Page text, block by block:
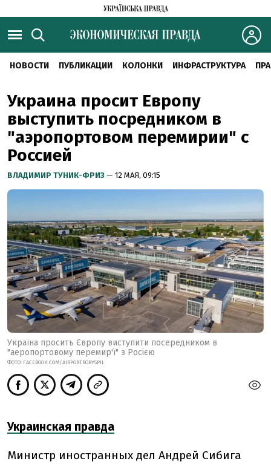
НОВОСТИ ПУБЛИКАЦИИ КОЛОНКИ ИНФРАСТРУКТУРА
Украина просит Европу
выступить посредником в
"аэропортовом перемирии" с
Россией
ВЛАДИМИР ТУНИК-ФРИЗ — 12 МАЯ, 09:15
Україна просить Європу виступити посередником в
"аеропортовому перемир'ї" з Росією
ФОТО: FACEBOOK.COM/AIRPORTBORYSPIL
Украинская правда
Министр иностранных дел Андрей Сибига